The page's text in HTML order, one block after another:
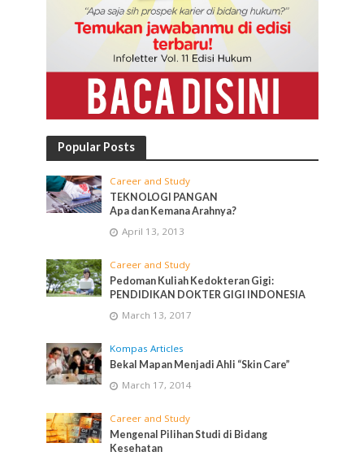
Popular Posts
Career and Study
TEKNOLOGI PANGAN
Apa dan Kemana Arahnya?
April 13, 2013
Career and Study
Pedoman Kuliah Kedokteran Gigi:
PENDIDIKAN DOKTER GIGI INDONESIA
March 13, 2017
Kompas Articles
Bekal Mapan Menjadi Ahli “Skin Care”
March 17, 2014
Career and Study
Mengenal Pilihan Studi di Bidang
Kesehatan